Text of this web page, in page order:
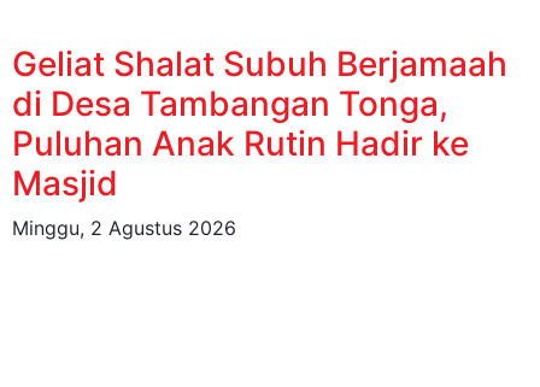
Geliat Shalat Subuh Berjamaah
di Desa Tambangan Tonga,
Puluhan Anak Rutin Hadir ke
Masjid
Minggu, 2 Agustus 2026